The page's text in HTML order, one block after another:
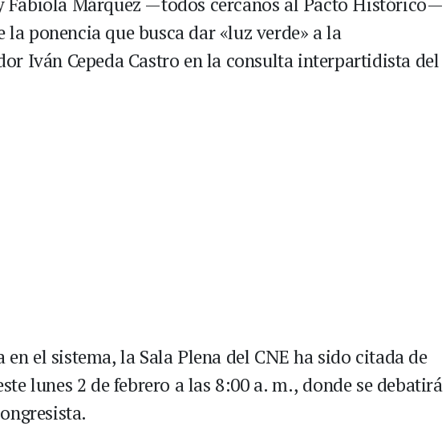
ponencia que busca dar «luz verde» a la
Iván Cepeda Castro en la consulta interpartidista del
en el sistema, la Sala Plena del CNE ha sido citada de
lunes 2 de febrero a las 8:00 a. m., donde se debatirá